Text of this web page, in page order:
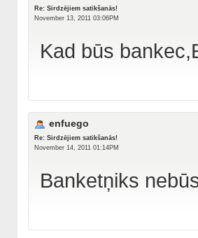
Re: Sirdzējiem satikšanās!
November 13, 2011 03:06PM
Kad būs
enfuego
Re: Sirdzējiem satikšanās!
November 14, 2011 01:14PM
Banketņiks